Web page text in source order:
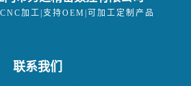
加工|支持OEM|可加工定制产品
联系我们